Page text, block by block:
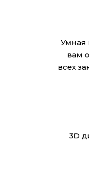
Умная
вам
всех
3D